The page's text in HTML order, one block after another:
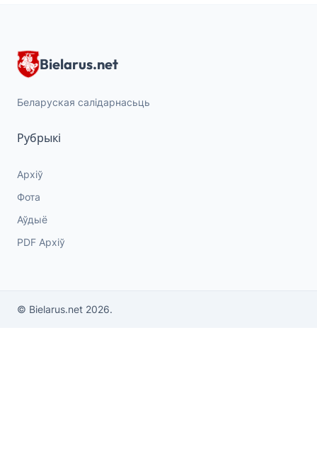
Bielarus.net
Беларуская салідарнасьць
Рубрыкі
Архіў
Фота
Аўдыё
PDF Архіў
© Bielarus.net 2026.